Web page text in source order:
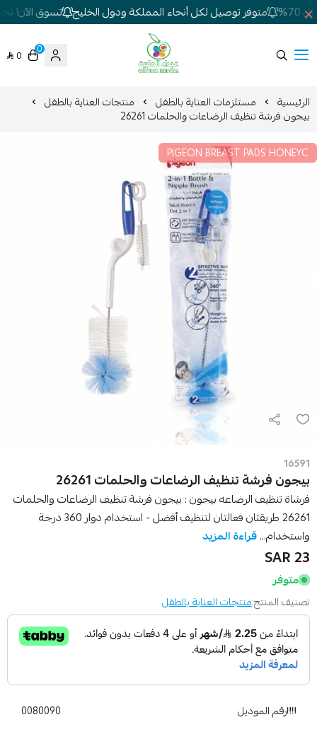
متوفر توصيل لكل أنحاء المملكة ودول الخليج تسوق الآن!
شركة غيداء المتطورة الطبية
0
0
الرئيسية مستلزمات العناية بالطفل منتجات العناية بالطفل
بيجون فرشة تنظيف الرضاعات والحلمات 26261
PIGEON BREAST PADS HONEYC
16591
بيجون فرشة تنظيف الرضاعات والحلمات 26261
فرشاة تنظيف الرضاعه بيجون : بيجون فرشة تنظيف الرضاعات والحلمات
26261 طريقتان فعالتان لتنظيف أفضل - استخدام دوار 360 درجة
واستخدام...قراءة المزيد
23 SAR
متوفر
تصنيف المنتج:منتجات العناية بالطفل
رقم الموديل 0080090